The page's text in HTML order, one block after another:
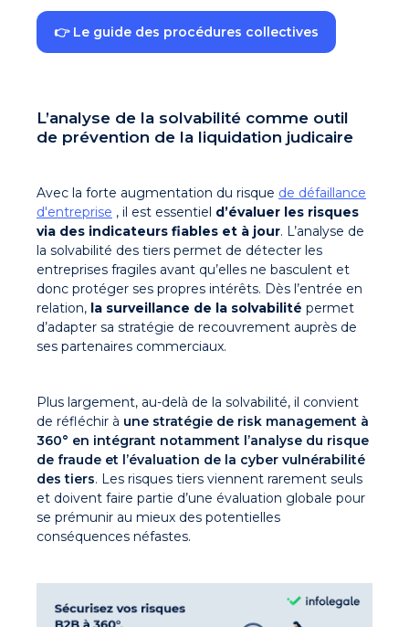
👉 Le guide des procédures collectives
L’analyse de la solvabilité comme outil
de prévention de la liquidation judicaire
Avec la forte augmentation du risque de défaillance
d'entreprise , il est essentiel d’évaluer les risques
via des indicateurs fiables et à jour. L’analyse de
la solvabilité des tiers permet de détecter les
entreprises fragiles avant qu’elles ne basculent et
donc protéger ses propres intérêts. Dès l’entrée en
relation, la surveillance de la solvabilité permet
d’adapter sa stratégie de recouvrement auprès de
ses partenaires commerciaux.
Plus largement, au-delà de la solvabilité, il convient
de réfléchir à une stratégie de risk management à
360° en intégrant notamment l’analyse du risque
de fraude et l’évaluation de la cyber vulnérabilité
des tiers. Les risques tiers viennent rarement seuls
et doivent faire partie d’une évaluation globale pour
se prémunir au mieux des potentielles
conséquences néfastes.